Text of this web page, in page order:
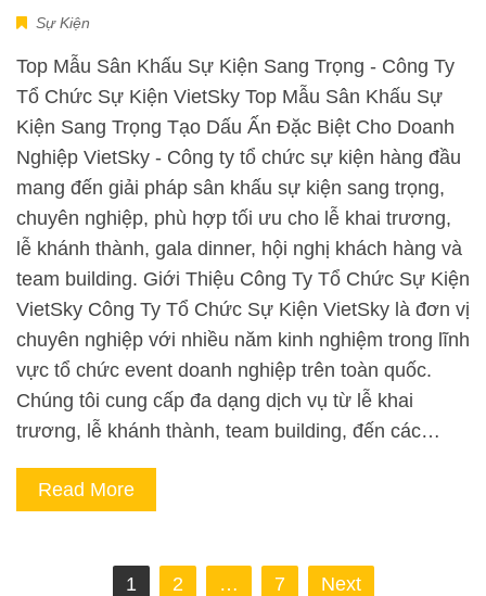
Sự Kiện
Top Mẫu Sân Khấu Sự Kiện Sang Trọng - Công Ty
Tổ Chức Sự Kiện VietSky Top Mẫu Sân Khấu Sự
Kiện Sang Trọng Tạo Dấu Ấn Đặc Biệt Cho Doanh
Nghiệp VietSky - Công ty tổ chức sự kiện hàng đầu
mang đến giải pháp sân khấu sự kiện sang trọng,
chuyên nghiệp, phù hợp tối ưu cho lễ khai trương,
lễ khánh thành, gala dinner, hội nghị khách hàng và
team building. Giới Thiệu Công Ty Tổ Chức Sự Kiện
VietSky Công Ty Tổ Chức Sự Kiện VietSky là đơn vị
chuyên nghiệp với nhiều năm kinh nghiệm trong lĩnh
vực tổ chức event doanh nghiệp trên toàn quốc.
Chúng tôi cung cấp đa dạng dịch vụ từ lễ khai
trương, lễ khánh thành, team building, đến các…
Read More
1 2 … 7 Next